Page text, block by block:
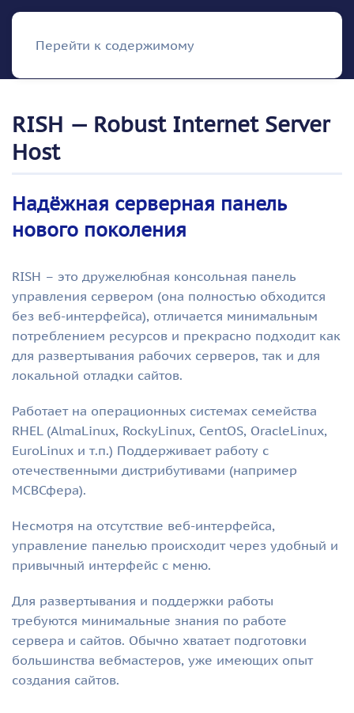
Перейти к содержимому
RISH
RISH — Robust Internet Server
Host
Надёжная серверная панель
нового поколения
RISH – это дружелюбная консольная панель
управления сервером (она полностью обходится
без веб-интерфейса), отличается минимальным
потреблением ресурсов и прекрасно подходит как
для развертывания рабочих серверов, так и для
локальной отладки сайтов.
Работает на операционных системах семейства
RHEL (AlmaLinux, RockyLinux, CentOS, OracleLinux,
EuroLinux и т.п.) Поддерживает работу с
отечественными дистрибутивами (например
МСВСфера).
Несмотря на отсутствие веб-интерфейса,
управление панелью происходит через удобный и
привычный интерфейс с меню.
Для развертывания и поддержки работы
требуются минимальные знания по работе
сервера и сайтов. Обычно хватает подготовки
большинства вебмастеров, уже имеющих опыт
создания сайтов.